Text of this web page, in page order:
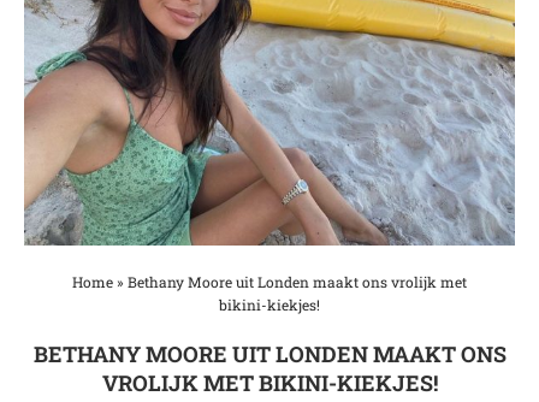
Home» Bethany Moore uit Londen maakt ons vrolijk met
bikini-kiekjes!
BETHANY MOORE UIT LONDEN MAAKT ONS
VROLIJK MET BIKINI-KIEKJES!